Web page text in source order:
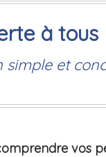
à tous
et
vos